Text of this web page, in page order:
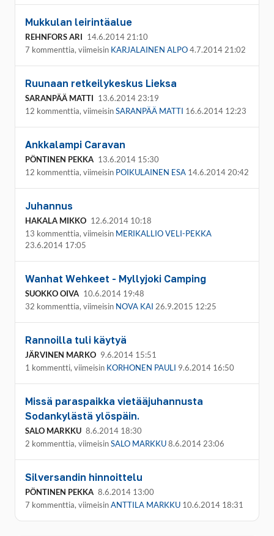
Mukkulan leirintäalue
REHNFORS ARI 14.6.2014 21:10
7 kommenttia, viimeisin KARJALAINEN ALPO4.7.2014 21:02
Ruunaan retkeilykeskus Lieksa
SARANPÄÄ MATTI 13.6.2014 23:19
12 kommenttia, viimeisinSARANPÄÄ MATTI 16.6.2014 12:23
Ankkalampi Caravan
PÖNTINEN PEKKA 13.6.2014 15:30
12 kommenttia, viimeisin POIKULAINEN ESA 14.6.2014 20:42
Juhannus
HAKALA MIKKO 12.6.2014 10:18
13 kommenttia, viimeisin MERIKALLIO VELI-PEKKA
23.6.2014 17:05
Wanhat Wehkeet - Myllyjoki Camping
SUOKKO OIVA 10.6.2014 19:48
32 kommenttia, viimeisin NOVA KAI 26.9.2015 12:25
Rannoilla tuli käytyä
JÄRVINEN MARKO 9.6.2014 15:51
1 kommentti, viimeisin KORHONEN PAULI 9.6.2014 16:50
Missä paraspaikka vietääjuhannusta
Sodankylästä ylöspäin.
SALO MARKKU 8.6.2014 18:30
2 kommenttia, viimeisinSALO MARKKU8.6.2014 23:06
Silversandin hinnoittelu
PÖNTINEN PEKKA 8.6.2014 13:00
7 kommenttia, viimeisinANTTILA MARKKU 10.6.2014 18:31